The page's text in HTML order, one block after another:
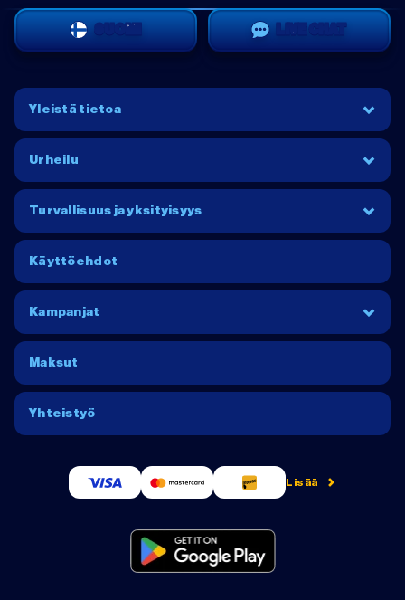
SUOMI LIVE CHAT
Yleistä tietoa
Urheilu
Turvallisuus ja yksityisyys
Käyttöehdot
Kampanjat
Maksut
Yhteistyö
Lisää